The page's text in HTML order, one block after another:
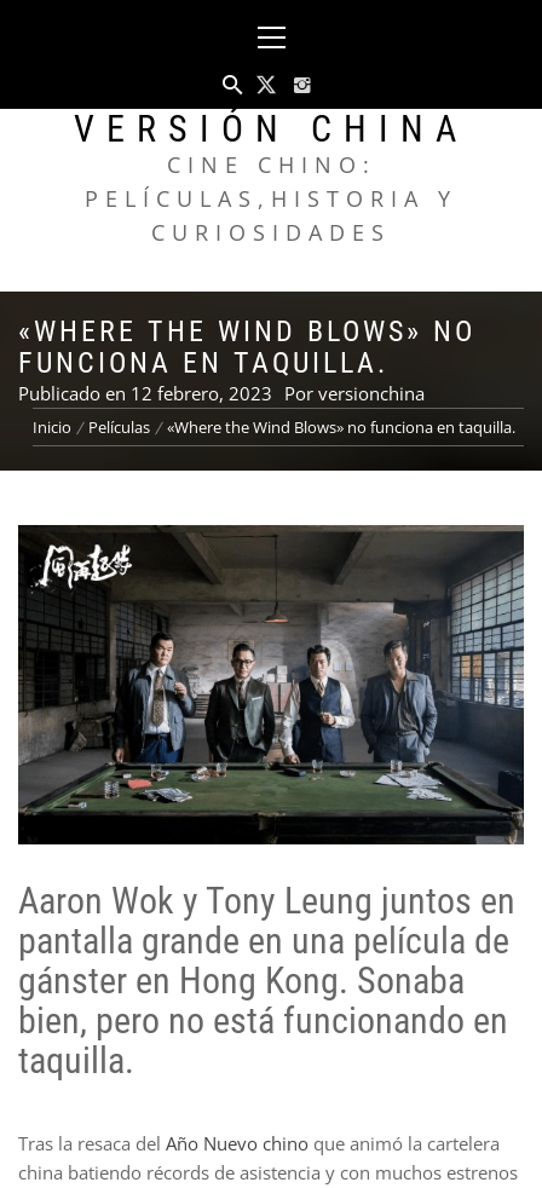
principal
VERSIÓN CHINA
CINE CHINO:
PELÍCULAS,HISTORIA Y
CURIOSIDADES
«WHERE THE WIND BLOWS» NO
FUNCIONA EN TAQUILLA.
Publicado en 12 febrero, 2023 Por versionchina
Inicio Películas «Where the Wind Blows» no funciona en taquilla.
Aaron Wok y Tony Leung juntos en
pantalla grande en una película de
gánster en Hong Kong. Sonaba
bien, pero no está funcionando en
taquilla.
Tras la resaca del Año Nuevo chino que animó la cartelera
china batiendo récords de asistencia y con muchos estrenos